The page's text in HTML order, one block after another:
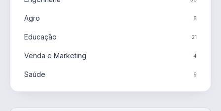
Agro 8
Educação 21
Venda e Marketing 4
Saúde 9